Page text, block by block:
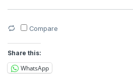
Compare
Share this:
WhatsApp